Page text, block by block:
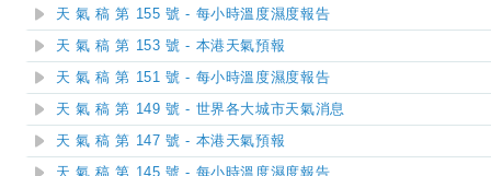
天 氣 稿 第 155 號 - 每小時溫度濕度報告
天 氣 稿 第 153 號 - 本港天氣預報
天 氣 稿 第 151 號 - 每小時溫度濕度報告
天 氣 稿 第 149 號 - 世界各大城市天氣消息
天 氣 稿 第 147 號 - 本港天氣預報
天 氣 稿 第 145 號 - 每小時溫度濕度報告